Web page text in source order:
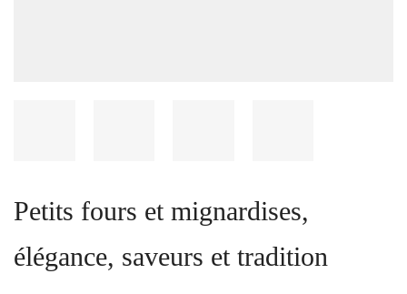
Petits fours et mignardises,
élégance, saveurs et tradition